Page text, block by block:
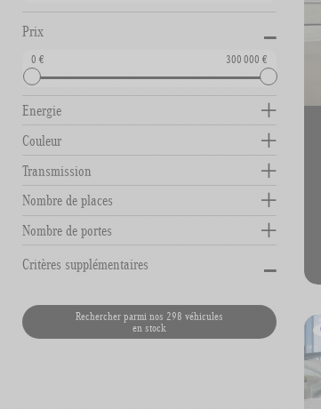
Prix -
0 300 000
Energie
Couleur
Transmission
Nombre de places
Nombre de portes
Critères supplémentaires
-
Rechercher parmi nos 298 véhicules
en stock